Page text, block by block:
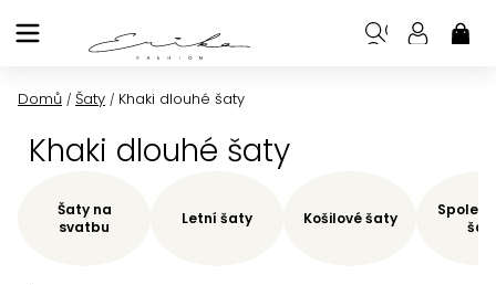
na
Domů / Šaty / Khaki dlouhé šaty
Khaki dlouhé šaty
Šaty na
svatbu
Letní šaty Košilové šaty